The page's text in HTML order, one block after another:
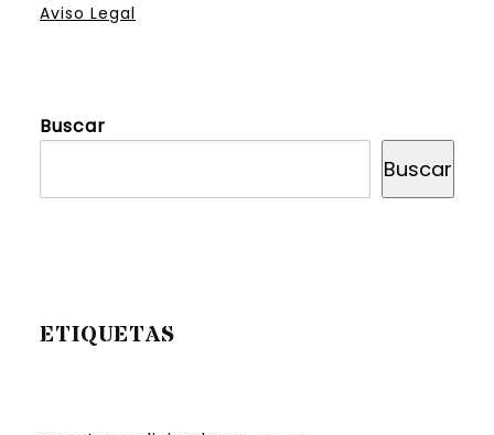
Aviso Legal
Buscar
Buscar
ETIQUETAS